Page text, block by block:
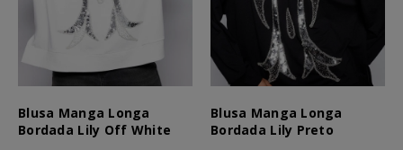
Blusa Manga Longa
Bordada Lily Off White
Blusa Manga Longa
Bordada Lily Preto